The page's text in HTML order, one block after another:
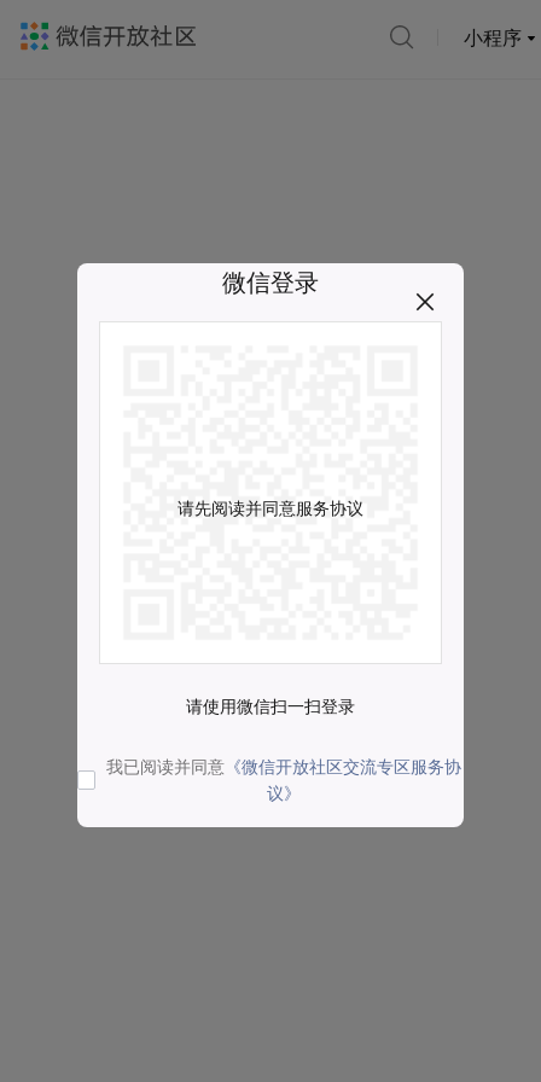
小程序
微信登录
请先阅读并同意服务协议
请使用微信扫一扫登录
我已阅读并同意 《微信开放社区交流专区服务协
议》